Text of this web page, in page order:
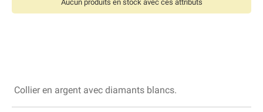
Aucun produits en stock avec ces attributs
Collier en argent avec diamants blancs.